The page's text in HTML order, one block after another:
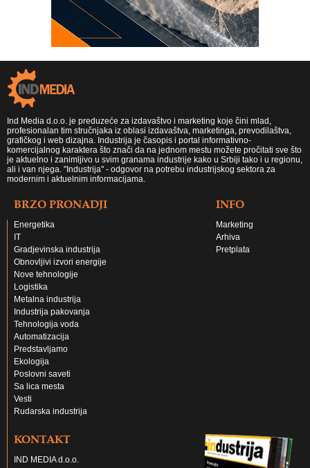
Ind Media d.o.o. je preduzeće za izdavaštvo i marketing koje čini mlad,
profesionalan tim stručnjaka iz oblasi izdavaštva, marketinga, prevodilaštva,
grafičkog i web dizajna. Industrija je časopis i portal informativno-
komercijalnog karaktera što znači da na jednom mestu možete pročitati sve što
je aktuelno i zanimljivo u svim granama industrije kako u Srbiji tako i u regionu,
ali i van njega. "Industrija" - odgovor na potrebu industrijskog sektora za
modernim i aktuelnim informacijama.
BRZO PRONADJI
Energetika
IT
Gradjevinska industrija
Obnovljivi izvori energije
Nove tehnologije
Logistika
Metalna industrija
Industrija pakovanja
Tehnologija voda
Automatizacija
Predstavljamo
Ekologija
Poslovni saveti
Sa lica mesta
Vesti
Rudarska industrija
INFO
Marketing
Arhiva
Pretplata
KONTAKT
IND MEDIA d.o.o.